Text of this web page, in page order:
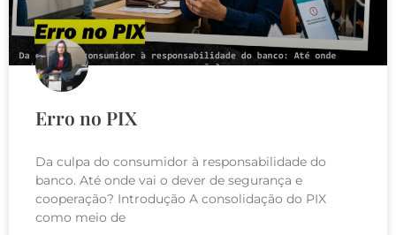
Erro no PIX
Da culpa do consumidor à responsabilidade do
banco. Até onde vai o dever de segurança e
cooperação? Introdução A consolidação do PIX
como meio de